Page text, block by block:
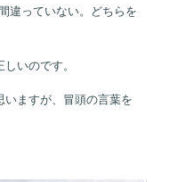
違っていない。どちらを
いのです。
ますが、冒頭の言葉を